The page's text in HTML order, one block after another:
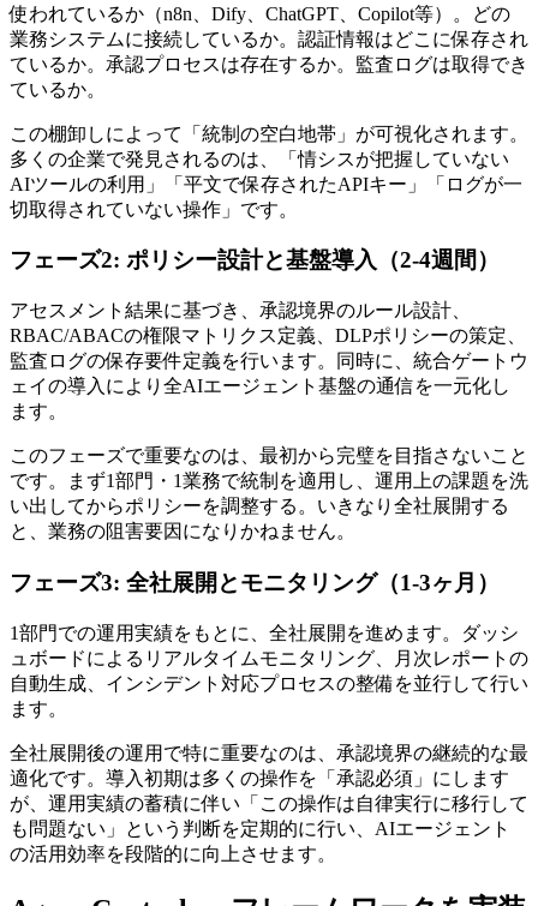
使われているか（n8n、Dify、ChatGPT、Copilot等）。どの
業務システムに接続しているか。認証情報はどこに保存され
ているか。承認プロセスは存在するか。監査ログは取得でき
ているか。
この棚卸しによって「統制の空白地帯」が可視化されます。
多くの企業で発見されるのは、「情シスが把握していない
AIツールの利用」「平文で保存されたAPIキー」「ログが一
切取得されていない操作」です。
フェーズ2: ポリシー設計と基盤導入（2-4週間）
アセスメント結果に基づき、承認境界のルール設計、
RBAC/ABACの権限マトリクス定義、DLPポリシーの策定、
監査ログの保存要件定義を行います。同時に、統合ゲートウ
ェイの導入により全AIエージェント基盤の通信を一元化し
ます。
このフェーズで重要なのは、最初から完璧を目指さないこと
です。まず1部門・1業務で統制を適用し、運用上の課題を洗
い出してからポリシーを調整する。いきなり全社展開する
と、業務の阻害要因になりかねません。
フェーズ3: 全社展開とモニタリング（1-3ヶ月）
1部門での運用実績をもとに、全社展開を進めます。ダッシ
ュボードによるリアルタイムモニタリング、月次レポートの
自動生成、インシデント対応プロセスの整備を並行して行い
ます。
全社展開後の運用で特に重要なのは、承認境界の継続的な最
適化です。導入初期は多くの操作を「承認必須」にします
が、運用実績の蓄積に伴い「この操作は自律実行に移行して
も問題ない」という判断を定期的に行い、AIエージェント
の活用効率を段階的に向上させます。